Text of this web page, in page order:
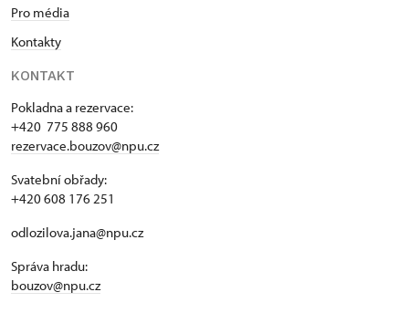
Pro média
Kontakty
KONTAKT
Pokladna a rezervace:
+420 775 888 960
rezervace.bouzov@npu.cz
Svatební obřady:
+420 608 176 251
odlozilova.jana@npu.cz
Správa hradu:
bouzov@npu.cz